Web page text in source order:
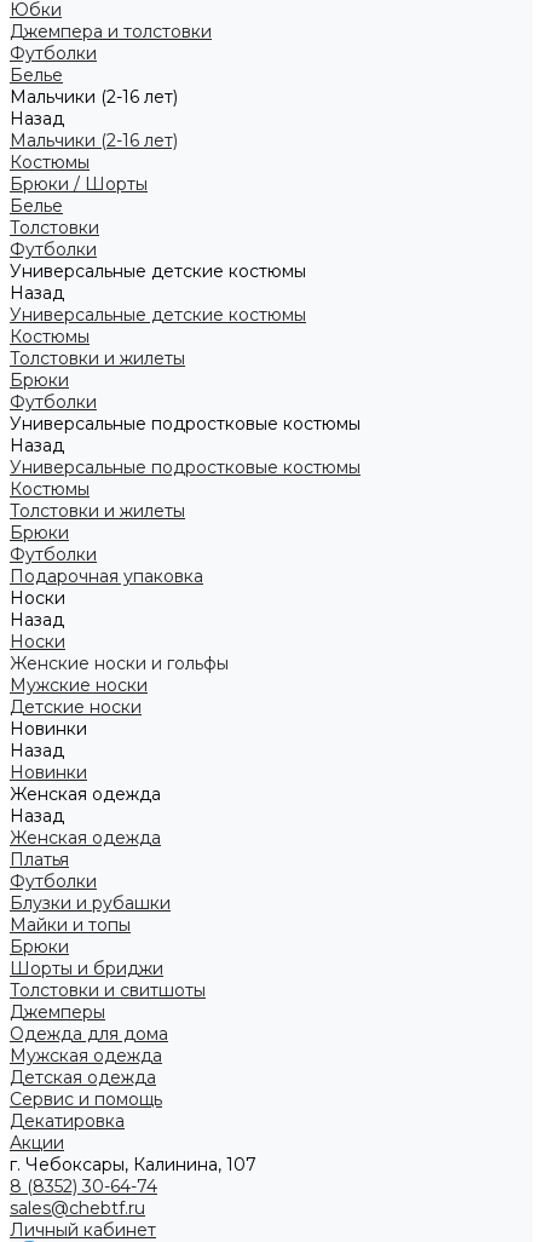
Юбки
Джемпера и толстовки
Футболки
Белье
Мальчики (2-16 лет)
Назад
Мальчики (2-16 лет)
Костюмы
Брюки / Шорты
Белье
Толстовки
Футболки
Универсальные детские костюмы
Назад
Универсальные детские костюмы
Костюмы
Толстовки и жилеты
Брюки
Футболки
Универсальные подростковые костюмы
Назад
Универсальные подростковые костюмы
Костюмы
Толстовки и жилеты
Брюки
Футболки
Подарочная упаковка
Носки
Назад
Носки
Женские носки и гольфы
Мужские носки
Детские носки
Новинки
Назад
Новинки
Женская одежда
Назад
Женская одежда
Платья
Футболки
Блузки и рубашки
Майки и топы
Брюки
Шорты и бриджи
Толстовки и свитшоты
Джемперы
Одежда для дома
Мужская одежда
Детская одежда
Сервис и помощь
Декатировка
Акции
г. Чебоксары, Калинина, 107
8 (8352) 30-64-74
sales@chebtf.ru
Личный кабинет